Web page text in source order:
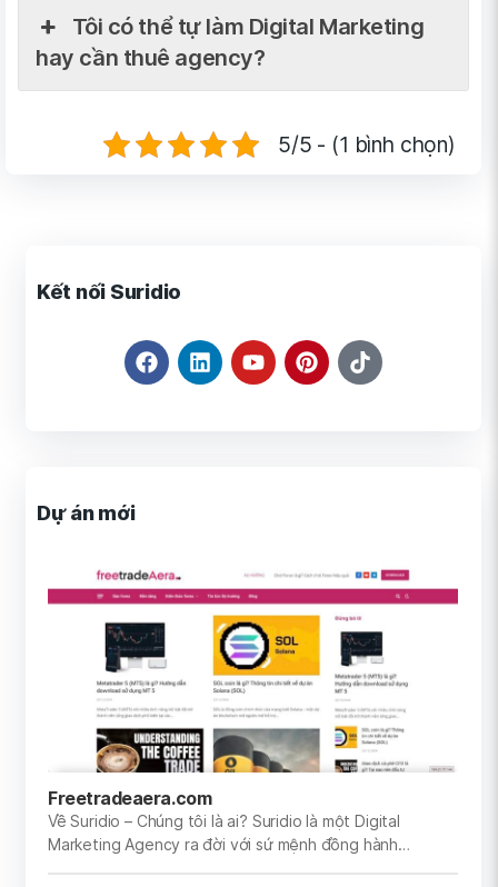
Tôi có thể tự làm Digital Marketing
hay cần thuê agency?
5/5 - (1 bình chọn)
Kết nối Suridio
Dự án mới
Freetradeaera.com
Về Suridio – Chúng tôi là ai? Suridio là một Digital
Marketing Agency ra đời với sứ mệnh đồng hành…